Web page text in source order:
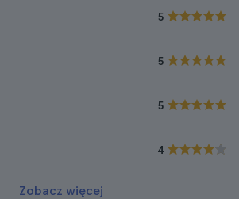
5
5
5
4
Zobacz więcej